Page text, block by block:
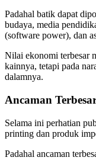
Padahal batik dapat
budaya, media
(software power), dan
Nilai ekonomi terbesar
kainnya, tetapi pada
dalamnya.
Ancaman
Selama ini perhatian
printing dan produk
Padahal ancaman